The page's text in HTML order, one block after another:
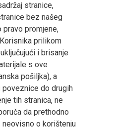
stranice,
bez našeg
promjene,
prilikom
i brisanje
s ove
pošiljka), a
poveznice do drugih
tih stranica, ne
da prethodno
o korištenju